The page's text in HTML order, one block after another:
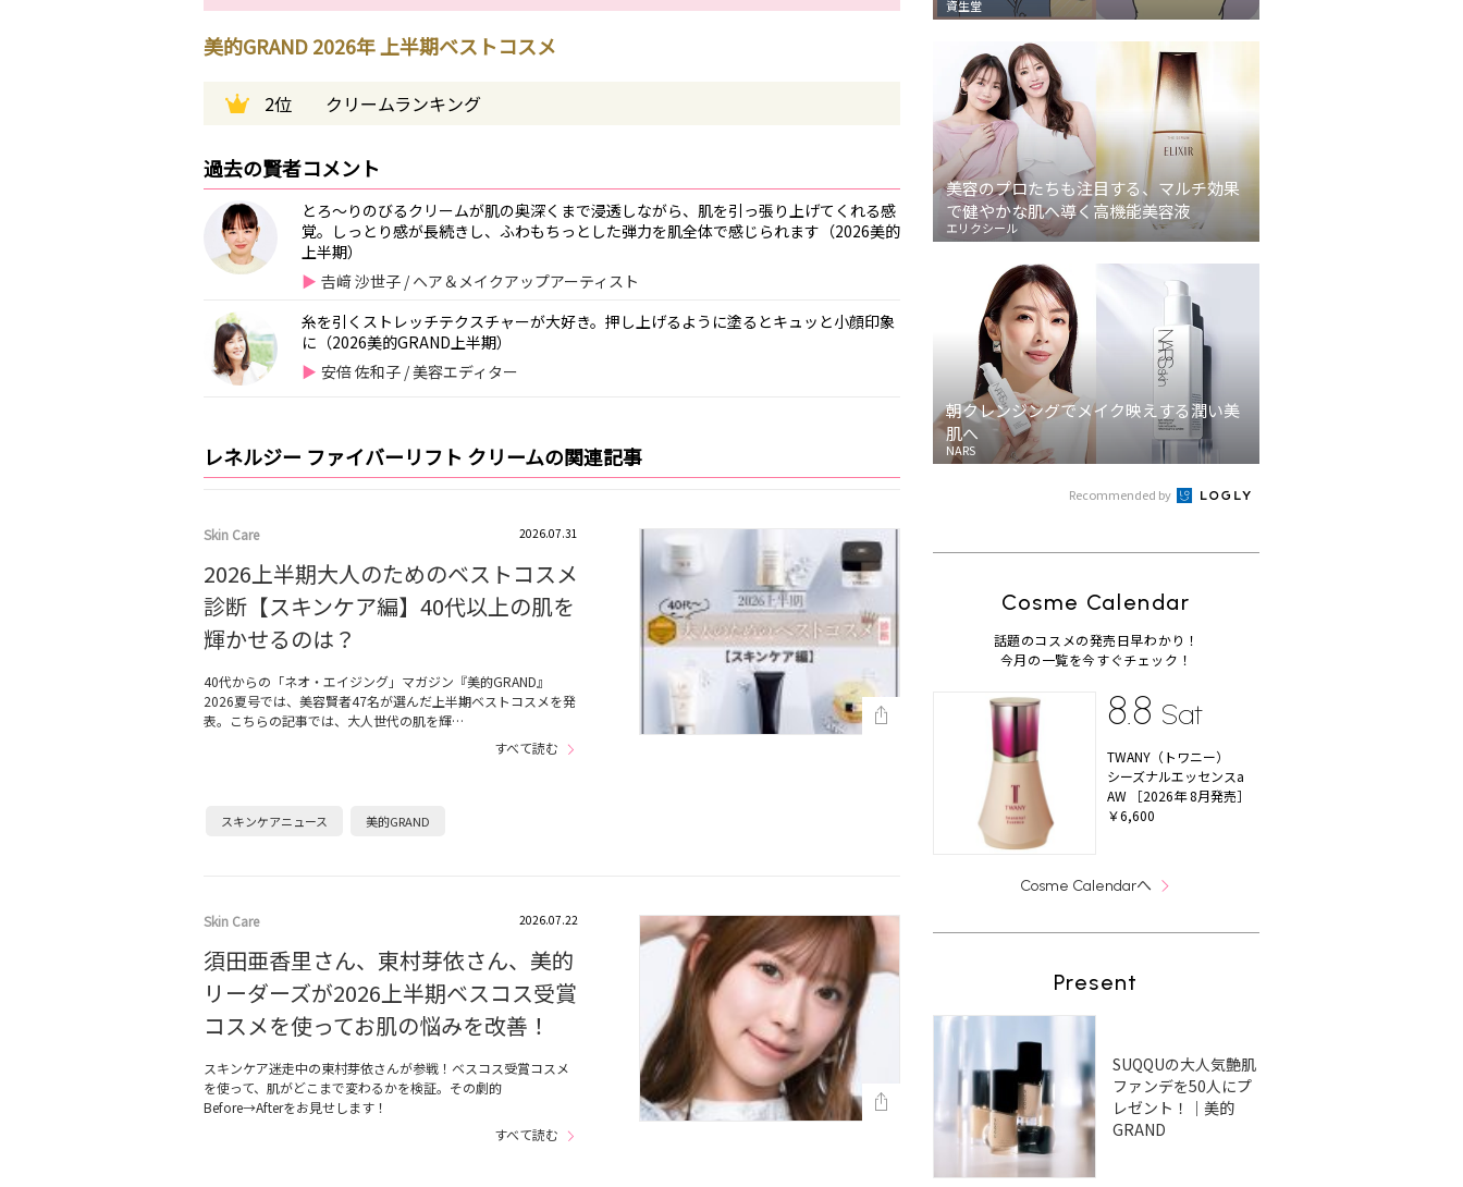
美的GRAND 2026年 上半期ベストコスメ
2位 クリームランキング
過去の賢者コメント
とろ～りのびるクリームが肌の奥深くまで浸透しながら、肌を引っ張り上げてくれる感
覚。しっとり感が長続きし、ふわもちっとした弾力を肌全体で感じられます（2026美的
上半期）
𠮷﨑 沙世子 / ヘア＆メイクアップアーティスト
糸を引くストレッチテクスチャーが大好き。押し上げるように塗るとキュッと小顔印象
に（2026美的GRAND上半期）
安倍 佐和子 / 美容エディター
レネルジー ファイバーリフト クリームの関連記事
Skin Care 2026.07.31
2026上半期大人のためのベストコスメ
診断【スキンケア編】40代以上の肌を
輝かせるのは？
40代からの「ネオ・エイジング」マガジン『美的GRAND』
2026夏号では、美容賢者47名が選んだ上半期ベストコスメを発
表。こちらの記事では、大人世代の肌を輝…
すべて読む
スキンケアニュース 美的GRAND
Skin Care 2026.07.22
須田亜香里さん、東村芽依さん、美的
リーダーズが2026上半期ベスコス受賞
コスメを使ってお肌の悩みを改善！
スキンケア迷走中の東村芽依さんが参戦！ベスコス受賞コスメ
を使って、肌がどこまで変わるかを検証。その劇的
Before→Afterをお見せします！
すべて読む
資生堂
美容のプロたちも注目する、マルチ効果
で健やかな肌へ導く高機能美容液
エリクシール
朝クレンジングでメイク映えする潤い美
肌へ
NARS
Recommended by
Cosme Calendar
話題のコスメの発売日早わかり！
今月の一覧を今すぐチェック！
8.8 Sat
TWANY（トワニー）
シーズナルエッセンスa
AW ［2026年 8月発売］
￥6,600
Cosme Calendarへ
Present
SUQQUの大人気艶肌
ファンデを50人にプ
レゼント！｜美的
GRAND